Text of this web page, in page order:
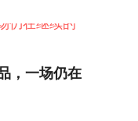
，一场仍在